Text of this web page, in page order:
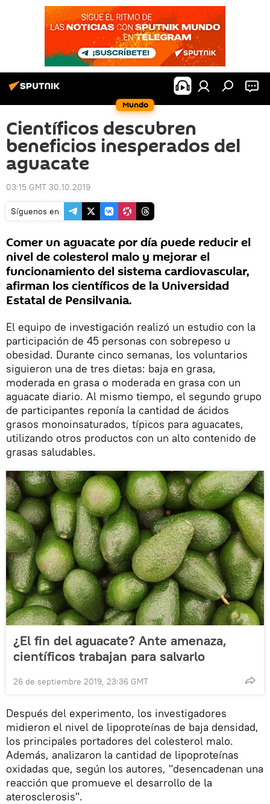
Mundo
Científicos descubren
beneficios inesperados del
aguacate
03:15 GMT 30.10.2019
Síguenos en
Comer un aguacate por día puede reducir el
nivel de colesterol malo y mejorar el
funcionamiento del sistema cardiovascular,
afirman los científicos de la Universidad
Estatal de Pensilvania.
El equipo de investigación realizó un estudio con la
participación de 45 personas con sobrepeso u
obesidad. Durante cinco semanas, los voluntarios
siguieron una de tres dietas: baja en grasa,
moderada en grasa o moderada en grasa con un
aguacate diario. Al mismo tiempo, el segundo grupo
de participantes reponía la cantidad de ácidos
grasos monoinsaturados, típicos para aguacates,
utilizando otros productos con un alto contenido de
grasas saludables.
¿El fin del aguacate? Ante amenaza,
científicos trabajan para salvarlo
26 de septiembre 2019, 23:36 GMT
Después del experimento, los investigadores
midieron el nivel de lipoproteínas de baja densidad,
los principales portadores del colesterol malo.
Además, analizaron la cantidad de lipoproteínas
oxidadas que, según los autores, "desencadenan una
reacción que promueve el desarrollo de la
aterosclerosis".